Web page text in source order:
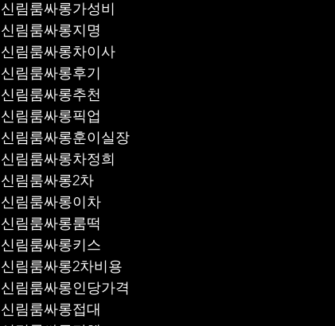
신림룸싸롱가성비
신림룸싸롱지명
신림룸싸롱차이사
신림룸싸롱후기
신림룸싸롱추천
신림룸싸롱훈이실장
신림룸싸롱차정희
신림룸싸롱2차
신림룸싸롱이차
신림룸싸롱룸떡
신림룸싸롱키스
신림룸싸롱2차비용
신림룸싸롱인당가격
신림룸싸롱접대